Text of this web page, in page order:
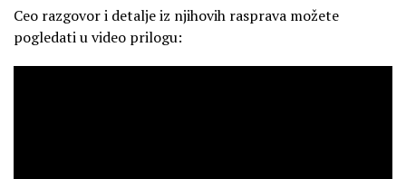
Ceo razgovor i detalje iz njihovih rasprava možete
pogledati u video prilogu: